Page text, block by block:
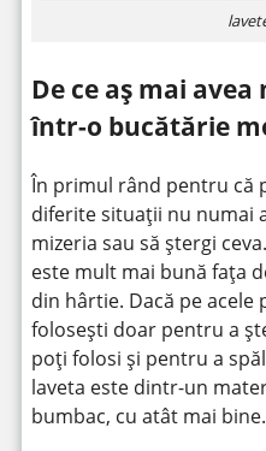
De ce aș mai
într-o bucătărie
În primul rând pentru că
diferite situații nu numai
mizeria sau să ștergi
este mult mai bună fața
din hârtie. Dacă pe
folosești doar pentru a
poți folosi și pentru a
laveta este dintr-un
bumbac, cu atât mai bine.